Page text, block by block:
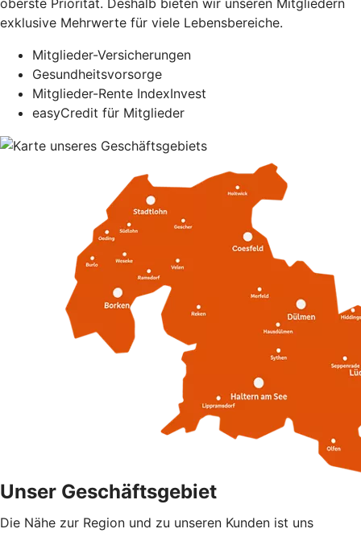
exklusive Mehrwerte für viele Lebensbereiche.
Mitglieder-Versicherungen
Gesundheitsvorsorge
Mitglieder-Rente IndexInvest
easyCredit für Mitglieder
Unser Geschäftsgebiet
Die Nähe zur Region und zu unseren Kunden ist uns